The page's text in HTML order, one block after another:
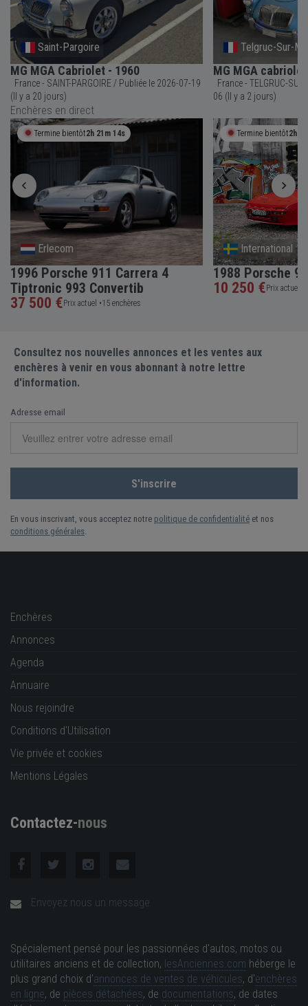
Saint-Pargoire
MG MGA Cabriolet - 1960
France - SAINT-PARGOIRE / Publiée le 2026-07-19
(Il y a 20 jours)
Telgruc-Sur-
MG MGA
France - TELGRUC-SUR-MER / Publiée
06 (Il y a 2 jours)
Enchères en direct
Termine bientôt2h 21m 14s
Erlecom
1996 Porsche 911 Carrera 4
Tiptronic 993 Convertib
37 500 € Prix actuel •15 enchères
Termine bientôt2h
International
1988 Porsche
10 250 € Prix actuel •
Consultez nos nouvelles annonces et les ventes aux
enchères à venir en vous abonnant à notre lettre
d'information.
Adresse email
En vous inscrivant, vous acceptez notre politique de confidentialité et nos
conditions générales.
Enchères
Annonces
Agenda
Annuaire
Nous rejoindre
Conditions d'Utilisation
Vie privée et cookies
Mentions Légales
Contactez-nous
Envoyez nous un message
Spécialement pensé pour les passionnées d'autos, motos ou
utilitaires anciens et de collection, lesAnciennes.com héberge le
plus grand choix d'annonces de ventes de véhicules, d'enchères
en ligne, de pièces détachées, de documentations, de dates